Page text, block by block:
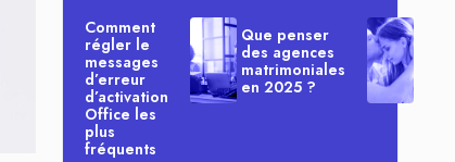
Comment
régler le
messages
d’erreur
d’activation
Office les
plus
fréquents
Que penser
des agences
matrimoniales
en 2025 ?